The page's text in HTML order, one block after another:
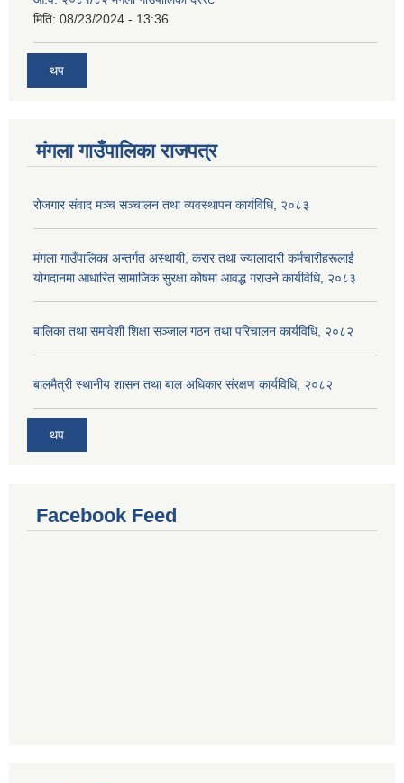
मिति: 08/23/2024 - 13:36
थप
मंगला गाउँपालिका राजपत्र
रोजगार संवाद मञ्च सञ्चालन तथा व्यवस्थापन कार्यविधि, २०८३
मंगला गाउँपालिका अन्तर्गत अस्थायी, करार तथा ज्यालादारी कर्मचारीहरूलाई
योगदानमा आधारित सामाजिक सुरक्षा कोषमा आवद्ध गराउने कार्यविधि, २०८३
बालिका तथा समावेशी शिक्षा सञ्जाल गठन तथा परिचालन कार्यविधि, २०८२
बालमैत्री स्थानीय शासन तथा बाल अधिकार संरक्षण कार्यविधि, २०८२
थप
Facebook Feed